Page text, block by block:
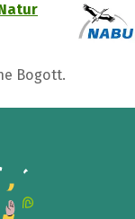
Bogott.